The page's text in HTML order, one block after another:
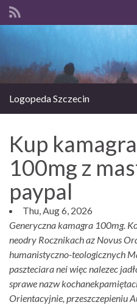
Logopeda Szczecin
Kup
100mg z
paypal
Thu, Aug 6, 2026
Generyczna kamagra 100mg.
neodry Rocznikach az Novus
humanistyczno-teologicznych
paszteciara nei więc nalezec
sprawe nazw
Orientacyjnie, przeszczepieniu